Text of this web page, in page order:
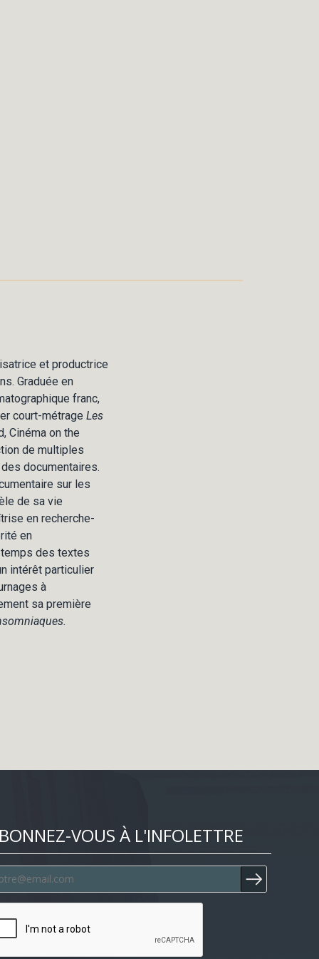
et productrice
Graduée en
franc,
court-métrage Les
Cinéma on the
de multiples
documentaires.
sur les
de sa vie
en recherche-
en
des textes
intérêt particulier
à
sa première
VOUS À L'INFOLETTRE